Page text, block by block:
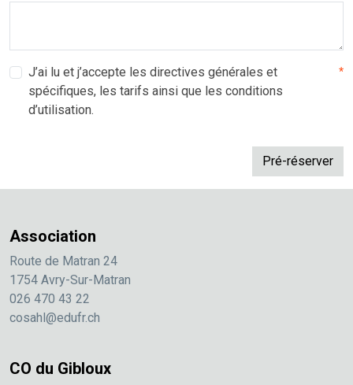
J’ai lu et j’accepte les directives générales et
spécifiques, les tarifs ainsi que les conditions
d’utilisation.
*
Association
Route de Matran 24
1754 Avry-Sur-Matran
026 470 43 22
cosahl@edufr.ch
CO du Gibloux